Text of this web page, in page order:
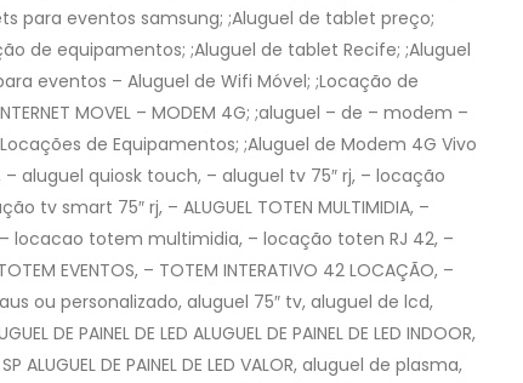
para eventos samsung; ;Aluguel de tablet preço;
de equipamentos; ;Aluguel de tablet Recife; ;Aluguel
eventos – Aluguel de Wifi Móvel; ;Locação de
MOVEL – MODEM 4G; ;aluguel – de – modem –
de Equipamentos; ;Aluguel de Modem 4G Vivo
aluguel quiosk touch, – aluguel tv 75″ rj, – locação
smart 75″ rj, – ALUGUEL TOTEN MULTIMIDIA, –
– locacao totem multimidia, – locação toten RJ 42, –
EVENTOS, – TOTEM INTERATIVO 42 LOCAÇÃO, –
ou personalizado, aluguel 75″ tv, aluguel de lcd,
PAINEL DE LED ALUGUEL DE PAINEL DE LED INDOOR,
SP ALUGUEL DE PAINEL DE LED VALOR, aluguel de plasma,